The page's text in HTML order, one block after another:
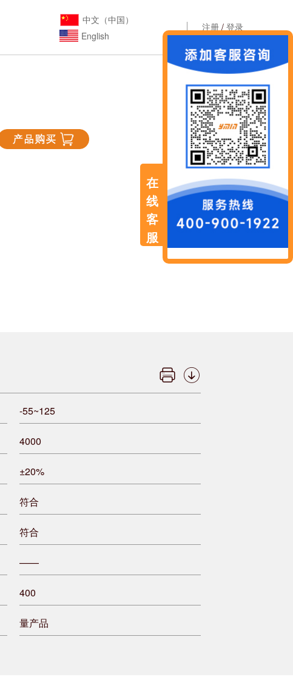
在
线
客
服
中文（中国）
English
注册 / 登录
-55~125
4000
±20%
符合
符合
——
400
量产品